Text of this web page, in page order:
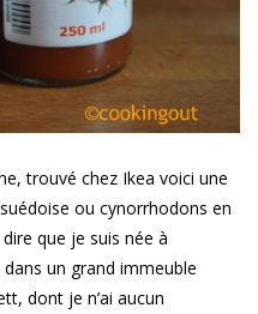
trouvé chez Ikea voici une
ou cynorrhodons en
que je suis née à
un grand immeuble
dont je n’ai aucun